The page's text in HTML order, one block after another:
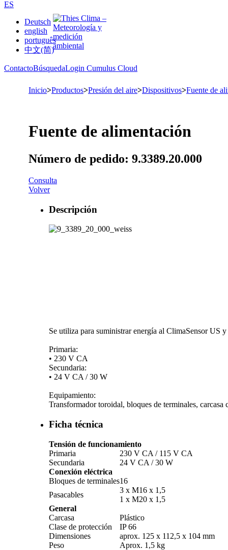
ES
Deutsch
english
português
中文(简)
ContactoBúsquedaLogin Cumulus Cloud
Inicio>Productos>Presión del aire>Dispositivos>Fuente de
Fuente de alimentación
Número de pedido: 9.3389.20.000
Consulta
Volver
Descripción
Se utiliza para suministrar energía al ClimaSensor US
Primaria:
• 230 V CA
Secundaria:
• 24 V CA /­ 30 W
Equipamiento:
Transformador toroidal, bloques de terminales, carcasa
Ficha técnica
Tensión de funcionamiento
Primaria
230 V CA /­ 115 V CA
Secundaria
24 V CA /­ 30 W
Conexión eléctrica
Bloques de terminales16
Pasacables
3 x M16 x 1,5
1 x M20 x 1,5
General
Carcasa
Plástico
Clase de protección
IP 66
Dimensiones
aprox. 125 x 112,5 x 104 mm
Peso
Aprox. 1,5 kg